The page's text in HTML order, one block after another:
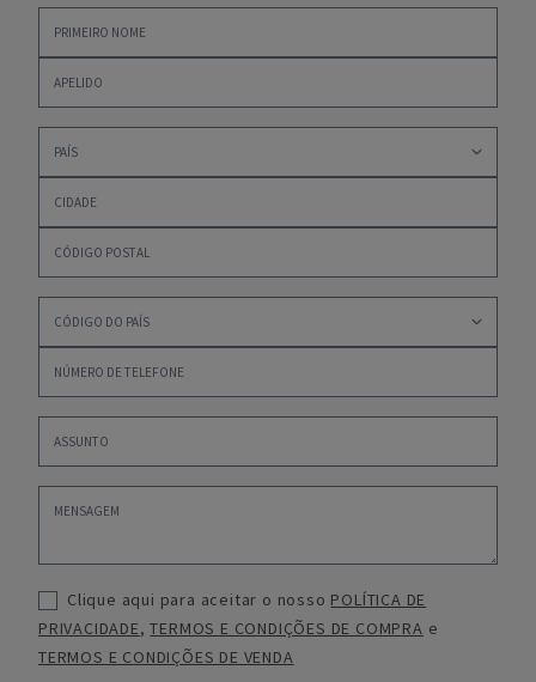
Clique aqui para aceitar o nosso POLÍTICA DE
PRIVACIDADE,TERMOS E CONDIÇÕES DE COMPRA e
TERMOS E CONDIÇÕES DE VENDA